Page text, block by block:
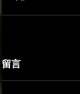
留言